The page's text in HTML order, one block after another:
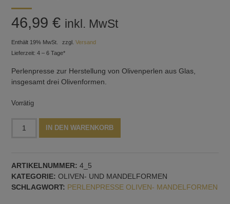
46,99€ inkl. MwSt
Enthält 19% MwSt. zzgl.Versand
Lieferzeit: 4 – 6 Tage*
Perlenpresse zur Herstellung von Olivenperlen aus Glas,
insgesamt drei Olivenformen.
Vorrätig
Menge
IN DEN WARENKORB
ARTIKELNUMMER: 4_5
KATEGORIE: OLIVEN- UND MANDELFORMEN
SCHLAGWORT: PERLENPRESSE OLIVEN- MANDELFORMEN